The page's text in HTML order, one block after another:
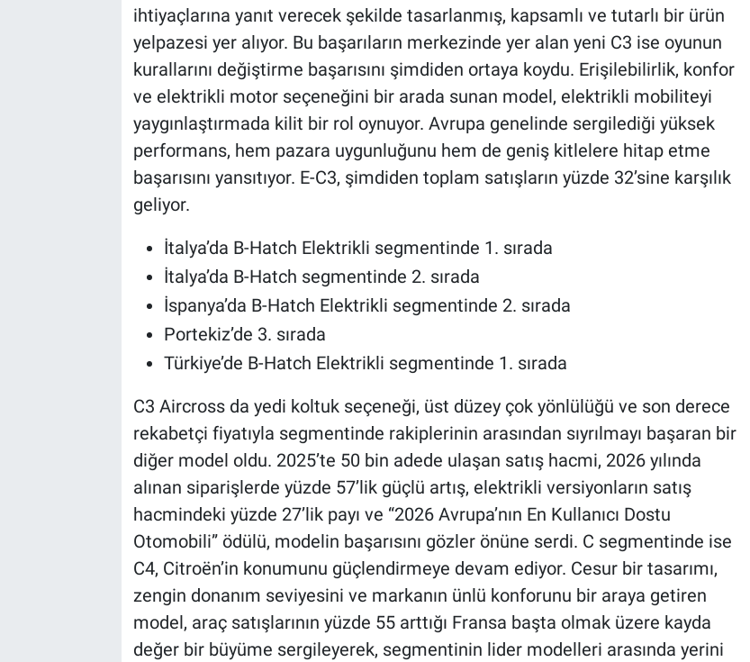
ihtiyaçlarına yanıt verecek şekilde tasarlanmış, kapsamlı ve tutarlı bir ürün
yelpazesi yer alıyor. Bu başarıların merkezinde yer alan yeni C3 ise oyunun
kurallarını değiştirme başarısını şimdiden ortaya koydu. Erişilebilirlik, konfor
ve elektrikli motor seçeneğini bir arada sunan model, elektrikli mobiliteyi
yaygınlaştırmada kilit bir rol oynuyor. Avrupa genelinde sergilediği yüksek
performans, hem pazara uygunluğunu hem de geniş kitlelere hitap etme
başarısını yansıtıyor. E-C3, şimdiden toplam satışların yüzde 32’sine karşılık
geliyor.
İtalya’da B-Hatch Elektrikli segmentinde 1. sırada
İtalya’da B-Hatch segmentinde 2. sırada
İspanya’da B-Hatch Elektrikli segmentinde 2. sırada
Portekiz’de 3. sırada
Türkiye’de B-Hatch Elektrikli segmentinde 1. sırada
C3 Aircross da yedi koltuk seçeneği, üst düzey çok yönlülüğü ve son derece
rekabetçi fiyatıyla segmentinde rakiplerinin arasından sıyrılmayı başaran bir
diğer model oldu. 2025’te 50 bin adede ulaşan satış hacmi, 2026 yılında
alınan siparişlerde yüzde 57’lik güçlü artış, elektrikli versiyonların satış
hacmindeki yüzde 27’lik payı ve “2026 Avrupa’nın En Kullanıcı Dostu
Otomobili” ödülü, modelin başarısını gözler önüne serdi. C segmentinde ise
C4, Citroën’in konumunu güçlendirmeye devam ediyor. Cesur bir tasarımı,
zengin donanım seviyesini ve markanın ünlü konforunu bir araya getiren
model, araç satışlarının yüzde 55 arttığı Fransa başta olmak üzere kayda
değer bir büyüme sergileyerek, segmentinin lider modelleri arasında yerini